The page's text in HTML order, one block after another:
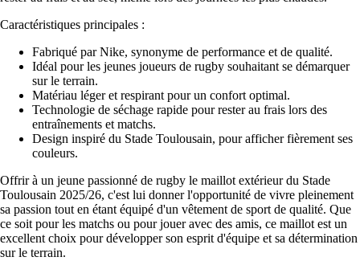
Caractéristiques principales :
Fabriqué par Nike, synonyme de performance et de qualité.
Idéal pour les jeunes joueurs de rugby souhaitant se démarquer
sur le terrain.
Matériau léger et respirant pour un confort optimal.
Technologie de séchage rapide pour rester au frais lors des
entraînements et matchs.
Design inspiré du Stade Toulousain, pour afficher fièrement ses
couleurs.
Offrir à un jeune passionné de rugby le maillot extérieur du Stade
Toulousain 2025/26, c'est lui donner l'opportunité de vivre pleinement
sa passion tout en étant équipé d'un vêtement de sport de qualité. Que
ce soit pour les matchs ou pour jouer avec des amis, ce maillot est un
excellent choix pour développer son esprit d'équipe et sa détermination
sur le terrain.